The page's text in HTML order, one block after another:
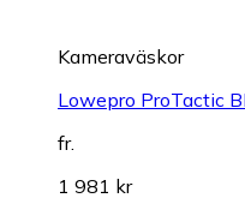
Kameraväskor
Lowepro ProTactic
fr.
1 981 kr